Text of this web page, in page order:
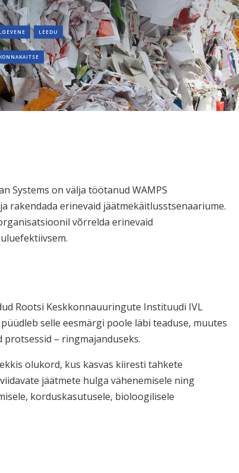
LEEDU
Systems on välja töötanud WAMPS
rakendada erinevaid jäätmekäitlusstsenaariume.
võrrelda erinevaid
Rootsi Keskkonnauuringute Instituudi IVL
selle eesmärgi poole läbi teaduse, muutes
– ringmajanduseks.
olukord, kus kasvas kiiresti tahkete
jäätmete hulga vähenemisele ning
korduskasutusele, bioloogilisele